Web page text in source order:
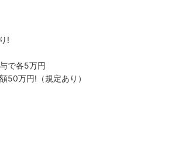
!
で各5万円
50万円!（規定あり）